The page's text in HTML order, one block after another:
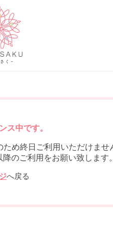
ス中です。
ため終日ご利用いただけませ
のご利用をお願い致します
へ戻る